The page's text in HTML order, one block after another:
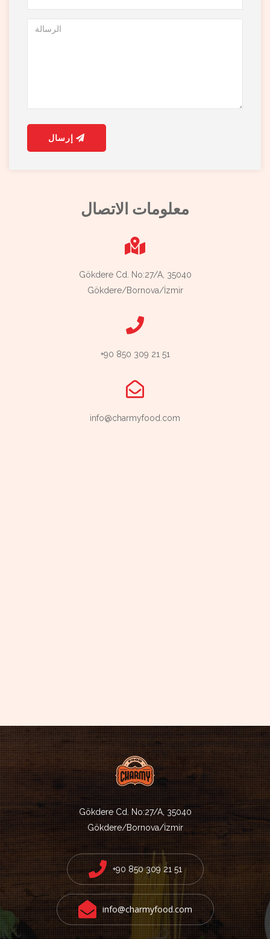
معلومات الاتصال
Gökdere Cd. No:27/A, 35040
Gökdere/Bornova/İzmir
+90 850 309 21 51
info@charmyfood.com
Gökdere Cd. No:27/A, 35040
Gökdere/Bornova/İzmir
+90 850 309 21 51
info@charmyfood.com